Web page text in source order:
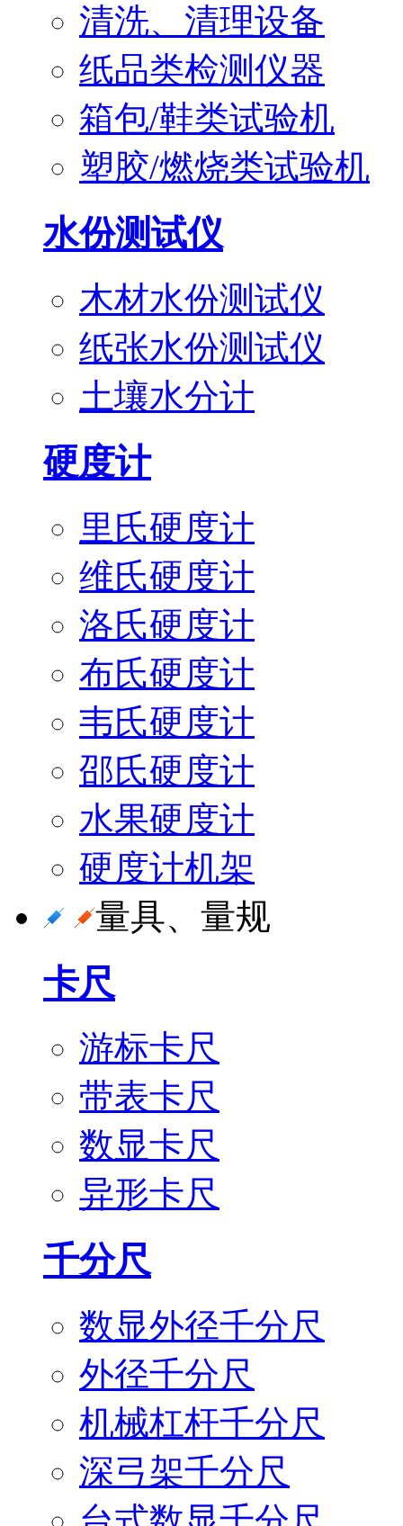
清洗、清理设备
纸品类检测仪器
箱包/鞋类试验机
塑胶/燃烧类试验机
水份测试仪
木材水份测试仪
纸张水份测试仪
土壤水分计
硬度计
里氏硬度计
维氏硬度计
洛氏硬度计
布氏硬度计
韦氏硬度计
邵氏硬度计
水果硬度计
硬度计机架
量具、量规
卡尺
游标卡尺
带表卡尺
数显卡尺
异形卡尺
千分尺
数显外径千分尺
外径千分尺
机械杠杆千分尺
深弓架千分尺